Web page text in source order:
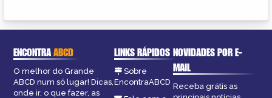
ENCONTRAABCD
O melhor do Grande
ABCD num só lugar! Dicas,
onde ir, o que fazer, as
LINKS RÁPIDOS
Sobre
EncontraABCD
NOVIDADES POR E-
MAIL
Receba grátis as